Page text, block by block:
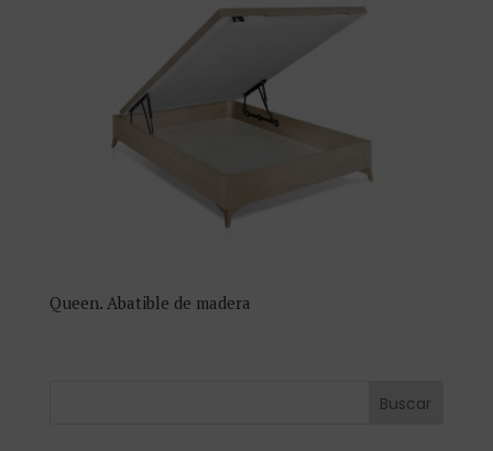
Queen. Abatible de madera
Buscar